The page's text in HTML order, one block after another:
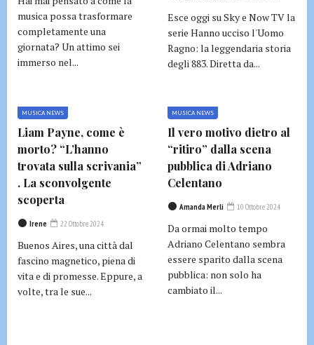
musica possa trasformare
completamente una
giornata? Un attimo sei
immerso nel...
Esce oggi su Sky e Now TV la
serie Hanno ucciso l'Uomo
Ragno: la leggendaria storia
degli 883. Diretta da...
MUSICA NEWS
Liam Payne, come è
morto? “L’hanno
trovata sulla scrivania”
. La sconvolgente
scoperta
Irene 22 Ottobre 2024
Buenos Aires, una città dal
fascino magnetico, piena di
vita e di promesse. Eppure, a
volte, tra le sue...
MUSICA NEWS
Il vero motivo dietro al
“ritiro” dalla scena
pubblica di Adriano
Celentano
Amanda Merli 10 Ottobre 2024
Da ormai molto tempo
Adriano Celentano sembra
essere sparito dalla scena
pubblica: non solo ha
cambiato il...